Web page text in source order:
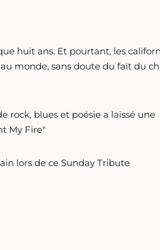
huit ans. Et pourtant, les
monde, sans doute du fait du
rock, blues et poésie a laissé une
My Fire"
lors de ce Sunday Tribute